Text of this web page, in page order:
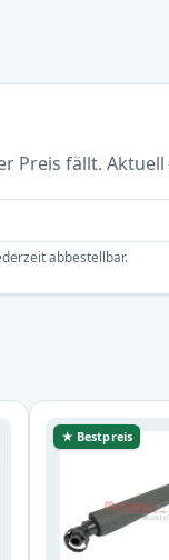
Preis fällt. Aktuell
abbestellbar.
★ Bestpreis